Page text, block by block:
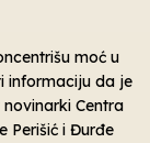
moć u
informaciju da je
Centra
Perišić i Đurđe